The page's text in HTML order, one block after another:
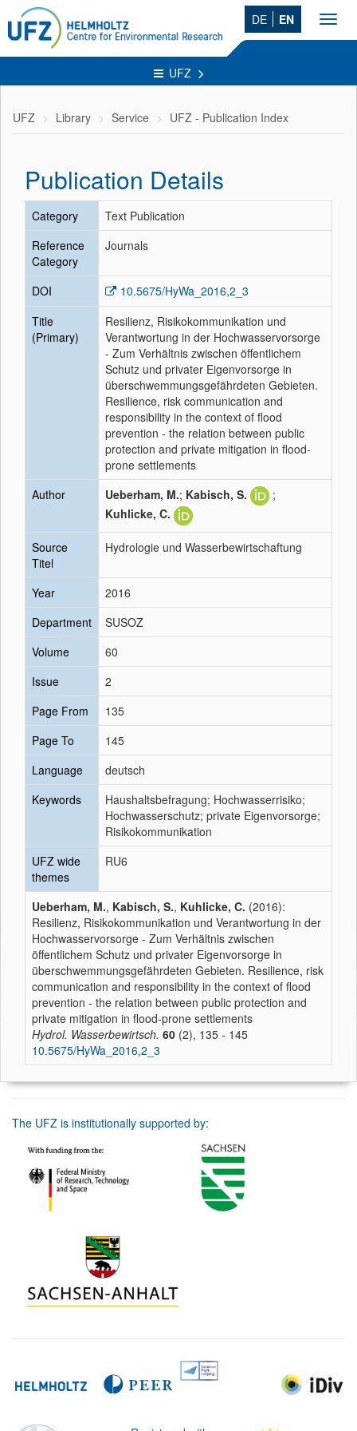
DE EN
UFZ
UFZ Library Service UFZ - Publication Index
Publication Details
Category
Text Publication
Reference
Category
Journals
DOI
10.5675/HyWa_2016,2_3
Title
(Primary)
Resilienz, Risikokommunikation und
Verantwortung in der Hochwasservorsorge
- Zum Verhältnis zwischen öffentlichem
Schutz und privater Eigenvorsorge in
überschwemmungsgefährdeten Gebieten.
Resilience, risk communication and
responsibility in the context of flood
prevention - the relation between public
protection and private mitigation in flood-
prone settlements
Author
Ueberham, M.; Kabisch, S.
;
Kuhlicke, C.
Source
Titel
Hydrologie und Wasserbewirtschaftung
Year
2016
Department
SUSOZ
Volume
60
Issue
2
Page From
135
Page To
145
Language
deutsch
Keywords
Haushaltsbefragung; Hochwasserrisiko;
Hochwasserschutz; private Eigenvorsorge;
Risikokommunikation
UFZ wide
themes
RU6
Ueberham, M., Kabisch, S., Kuhlicke, C. (2016):
Resilienz, Risikokommunikation und Verantwortung in der
Hochwasservorsorge - Zum Verhältnis zwischen
öffentlichem Schutz und privater Eigenvorsorge in
überschwemmungsgefährdeten Gebieten. Resilience, risk
communication and responsibility in the context of flood
prevention - the relation between public protection and
private mitigation in flood-prone settlements
Hydrol. Wasserbewirtsch. 60 (2), 135 - 145
10.5675/HyWa_2016,2_3
The UFZ is institutionally supported by: